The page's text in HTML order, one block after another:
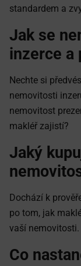
standardem a
Jak se
inzerce a
Nechte si
nemovitosti
nemovitost
makléř zajistí?
Jaký
Dochází k
po tom, jak
vaší nemovitosti.
Co